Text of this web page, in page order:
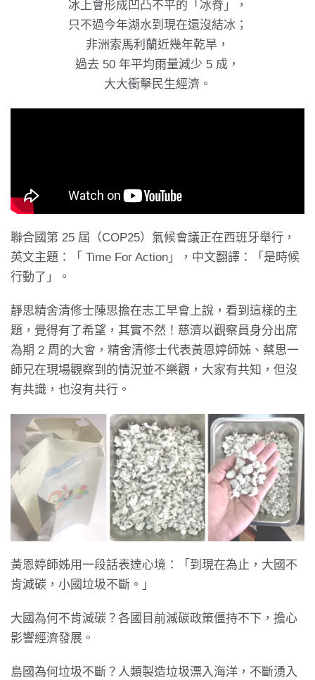
冰上會形成凹凸不平的「冰脊」，
只不過今年湖水到現在還沒結冰；
非洲索馬利蘭近幾年乾旱，
過去 50 年平均雨量減少 5 成，
大大衝擊民生經濟。
聯合國第 25 屆（COP25）氣候會議正在西班牙舉行，
英文主題：「 Time For Action」，中文翻譯：「是時候
行動了」。
靜思精舍清修士陳思擔在志工早會上說，看到這樣的主
題，覺得有了希望，其實不然！慈濟以觀察員身分出席
為期 2 周的大會，精舍清修士代表黃恩婷師姊、蔡思一
師兄在現場觀察到的情況並不樂觀，大家有共知，但沒
有共識，也沒有共行。
黃恩婷師姊用一段話表達心境：「到現在為止，大國不
肯減碳，小國垃圾不斷。」
大國為何不肯減碳？各國目前減碳政策僵持不下，擔心
影響經濟發展。
島國為何垃圾不斷？人類製造垃圾漂入海洋，不斷湧入